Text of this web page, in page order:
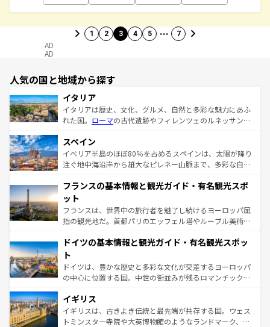
1 2 3 4 5 … 7
AD
AD
人気の国と地域から探す
イタリア
イタリアは歴史、文化、グルメ、自然と多彩な魅力にあふ
れた国。 ローマの古代遺跡やフィレンツェのルネッサンス
ろん、トスカーナの美しい田園風景やアマルフィ海岸の絶
景など、自然景観も見逃せない。観光の合間には、本場の
ピザやパスタなど、絶品のイタリア料理を堪能することも
ませてくれるイタリアで、忘れられない旅をしてみよう！
なお、新着のイタリア情報は
しい。
スペイン
イベリア半島のほぼ80％を占めるスペインは、太陽が降り
注ぐ地中海沿岸から雄大なピレネー山脈まで、多彩な自然
文化が根付くこの国では、情熱的なフラメンコ、熱気あふ
れる闘牛、そして美味しいタパスが生活の一部となってい
る。首都マドリードの洗練された雰囲気や、バルセロナの
アートに溢れた街角から、地方では古代ローマ遺跡や中世
せる。地方によって風土や気候が異なるスペインはその個
ンテンツ一覧 を参照してほしい。
フランスの基本情報と観光ガイド・有名観光スポ
ット
フランスは、世界中の旅行者を魅了し続けるヨーロッパ屈
指の観光地だ。首都パリのエッフェル塔やルーブル美術館
で、幅広い魅力が詰まっている。華麗な宮殿、歴史的な大
聖堂、美しいビーチ、そして豊かな自然が、訪れる者を心
から魅了する。また、フランスは美食の国としても知ら
れ、フランス料理はユネスコ無形文化遺産にも登録されて
香り高いラベンダー畑など、多彩な楽しみ方が可能だ。さ
らに、パリ以外の地域にも魅力が溢れており、どの街角に
も豊かな歴史と文化が息づいている。パリ以外の個性あふ
ドイツの基本情報と観光ガイド・有名観光スポッ
ト
ドイツは、豊かな歴史と多彩な文化が交差するヨーロッパ
の中心に位置する国。中世の街並みが残るロマンチック街
顔を持つこの国は、どこを歩いても飽きることがない。ベ
ルリンの文化的活気、バイエルン州のアルプスの絶景、そ
してライン川沿いのワイン畑といった風景は必見。ビール
イギリス
イギリスは、古きよき伝統と最先端が共存する国。ウェス
トミンスター寺院や大英博物館のようなランドマーク、歴